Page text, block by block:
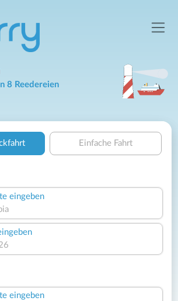
8 Reedereien
Einfache Fahrt
eingeben
eingeben